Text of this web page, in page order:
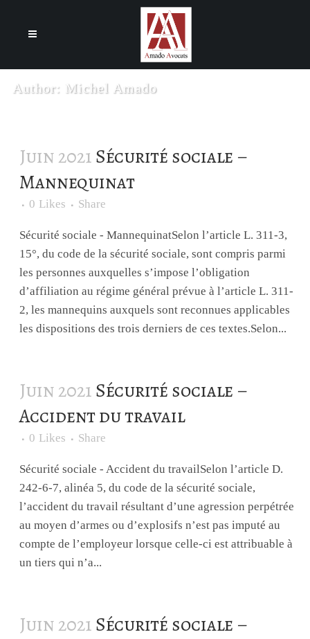
Author: Michel Amado
Juin 2021Sécurité sociale –
Mannequinat
0 Likes Share
Sécurité sociale - MannequinatSelon l’article L. 311-3,
15°, du code de la sécurité sociale, sont compris parmi
les personnes auxquelles s’impose l’obligation
d’affiliation au régime général prévue à l’article L. 311-
2, les mannequins auxquels sont reconnues applicables
les dispositions des trois derniers de ces textes.Selon...
Juin 2021Sécurité sociale –
Accident du travail
0 Likes Share
Sécurité sociale - Accident du travailSelon l’article D.
242-6-7, alinéa 5, du code de la sécurité sociale,
l’accident du travail résultant d’une agression perpétrée
au moyen d’armes ou d’explosifs n’est pas imputé au
compte de l’employeur lorsque celle-ci est attribuable à
un tiers qui n’a...
Juin 2021Sécurité sociale –